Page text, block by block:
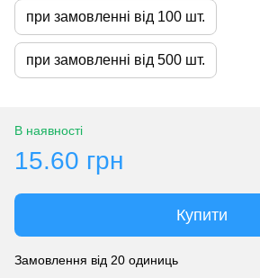
при замовленні від 100 шт.
при замовленні від 500 шт.
В наявності
15.60 грн
Купити
Замовлення від 20 одиниць